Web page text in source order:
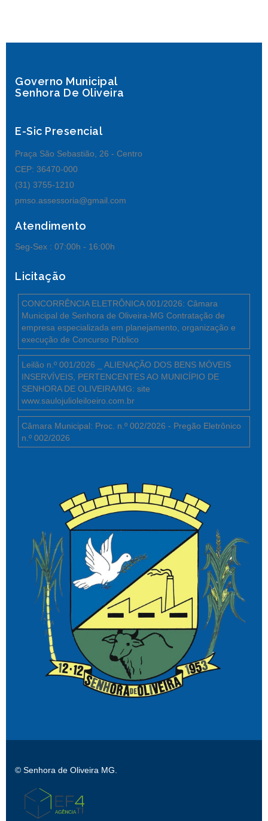
Governo Municipal
Senhora De Oliveira
E-Sic Presencial
Praça São Sebastião, 26 - Centro
CEP: 36470-000
(31) 3755-1210
pmso.assessoria@gmail.com
Atendimento
Seg-Sex : 07:00h - 16:00h
Licitação
CONCORRÊNCIA ELETRÔNICA 001/2026: Câmara
Municipal de Senhora de Oliveira-MG Contratação de
empresa especializada em planejamento, organização e
execução de Concurso Público
Leilão n.º 001/2026 _ ALIENAÇÃO DOS BENS MÓVEIS
INSERVÍVEIS, PERTENCENTES AO MUNICÍPIO DE
SENHORA DE OLIVEIRA/MG: site
www.saulojulioleiloeiro.com.br
Câmara Municipal: Proc. n.º 002/2026 - Pregão Eletrônico
n.º 002/2026
© Senhora de Oliveira MG.